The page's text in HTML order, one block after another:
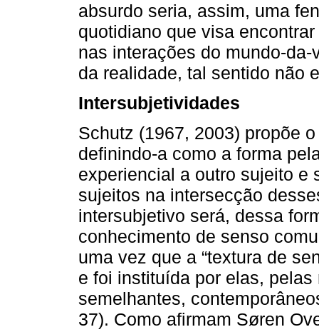
absurdo seria, assim, uma
quotidiano que visa
nas interações do mundo-
da realidade, tal sentido não
Intersubjetividades
Schutz (1967, 2003) propõe
definindo-a como a forma
experiencial a outro sujeito e
sujeitos na intersecção
intersubjetivo será, dessa
conhecimento de senso
uma vez que a “textura de
e foi instituída por elas,
semelhantes,
37). Como afirmam Søren